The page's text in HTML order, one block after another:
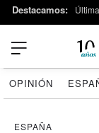
Destacamos:
OPINIÓN
ESPAÑA